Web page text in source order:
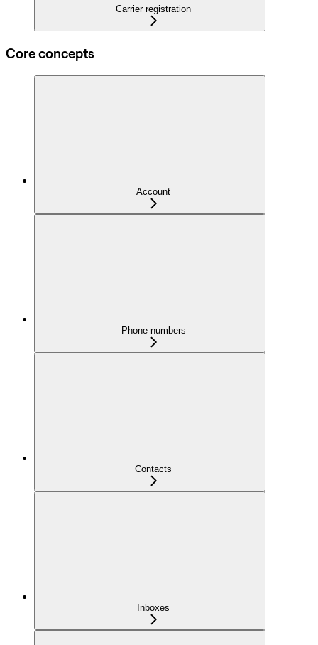
Carrier registration
Core concepts
Account
Phone numbers
Contacts
Inboxes